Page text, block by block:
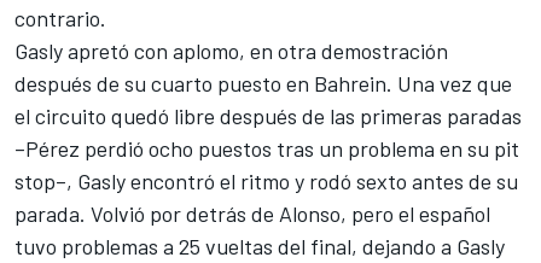
contrario.
Gasly apretó con aplomo, en otra demostración
después de su cuarto puesto en Bahrein. Una vez que
el circuito quedó libre después de las primeras paradas
–Pérez perdió ocho puestos tras un problema en su pit
stop–, Gasly encontró el ritmo y rodó sexto antes de su
parada. Volvió por detrás de Alonso, pero el español
tuvo problemas a 25 vueltas del final, dejando a Gasly